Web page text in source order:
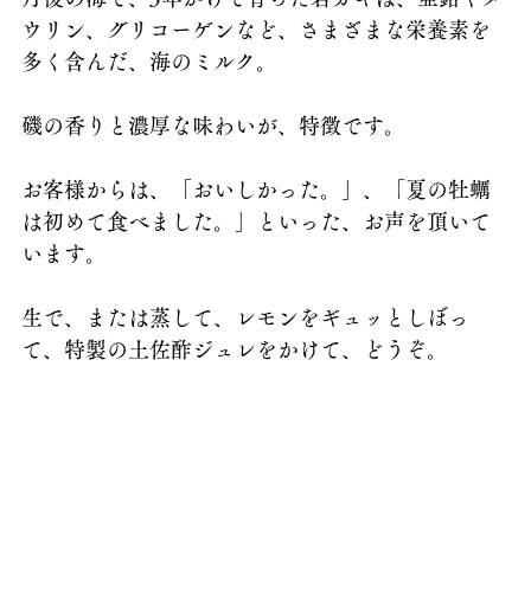
ウリン、グリコーゲンなど、さまざまな栄養素を
多く含んだ、海のミルク。
磯の香りと濃厚な味わいが、特徴です。
お客様からは、「おいしかった。」、「夏の牡蠣
は初めて食べました。」といった、お声を頂いて
います。
生で、または蒸して、レモンをギュッとしぼっ
て、特製の土佐酢ジュレをかけて、どうぞ。